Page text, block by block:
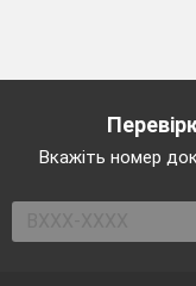
Вкажіть номер